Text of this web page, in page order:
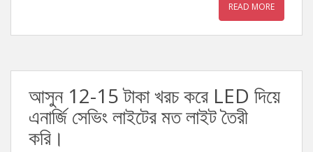
READ MORE
আসুন 12-15 টাকা খরচ করে LED দিয়ে
এনার্জি সেভিং লাইটের মত লাইট তৈরী
করি।